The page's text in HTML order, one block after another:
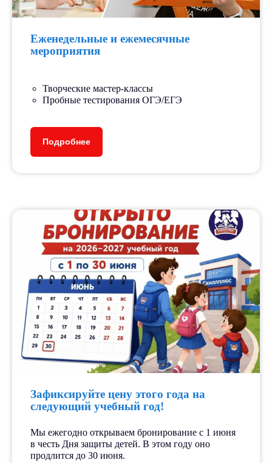
Еженедельные и ежемесячные
мероприятия
Творческие мастер-классы
Пробные тестирования ОГЭ/ЕГЭ
Подробнее
Зафиксируйте цену этого года на
следующий учебный год!
Мы ежегодно открываем бронирование с 1 июня
в честь Дня защиты детей. В этом году оно
продлится до 30 июня.